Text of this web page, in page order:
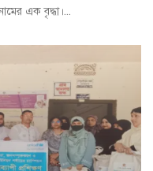
এক বৃদ্ধা।...